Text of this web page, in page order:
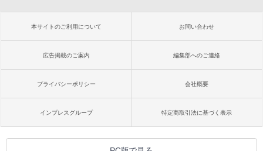
本サイトのご利用について お問い合わせ
広告掲載のご案内 編集部へのご連絡
プライバシーポリシー 会社概要
インプレスグループ 特定商取引法に基づく表示